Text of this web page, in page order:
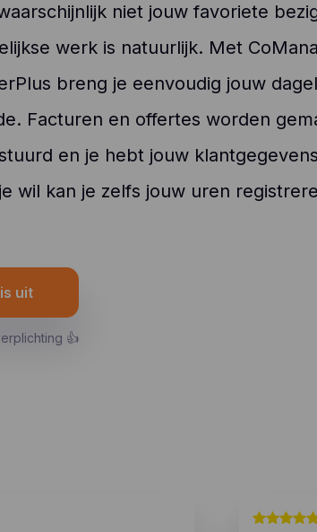
niet jouw favoriete
werk is natuurlijk. Met
breng je eenvoudig jouw
Facturen en offertes worden
en je hebt jouw
wil kan je zelfs jouw uren
uit
👍